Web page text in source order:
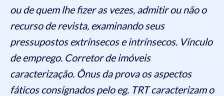
ou de quem lhe fizer as vezes, admitir ou não o
recurso de revista, examinando seus
pressupostos extrínsecos e intrínsecos. Vínculo
de emprego. Corretor de imóveis
caracterização. Ônus da prova os aspectos
fáticos consignados pelo eg. TRT caracterizam o